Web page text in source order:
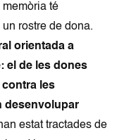
té
rostre de dona.
orientada a
el de les dones
contra les
desenvolupar
estat tractades de